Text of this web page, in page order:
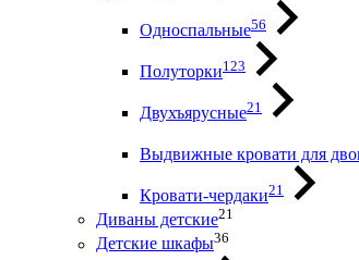
Односпальные56
Полуторки123
Двухъярусные21
Выдвижные кровати для
Кровати-чердаки21
Диваны детские21
Детские шкафы36